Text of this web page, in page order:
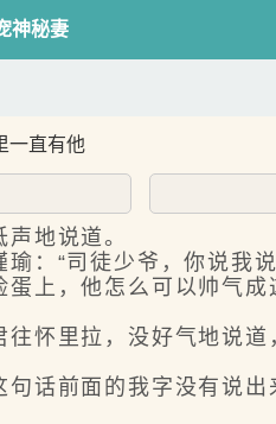
神秘妻
一直有他
地说道。
：“司徒少爷，你说我
，他怎么可以帅气成
里拉，没好气地说道
前面的我字没有说出